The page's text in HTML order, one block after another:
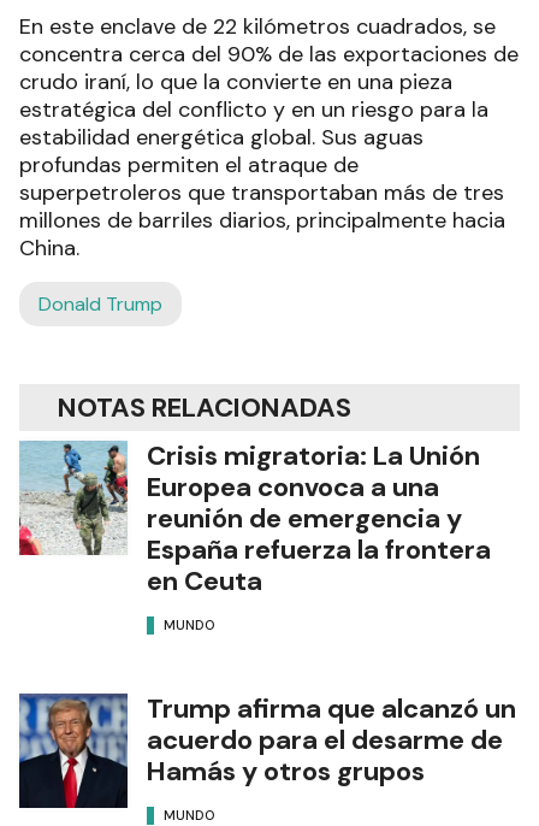
En este enclave de 22 kilómetros cuadrados, se
concentra cerca del 90% de las exportaciones de
crudo iraní, lo que la convierte en una pieza
estratégica del conflicto y en un riesgo para la
estabilidad energética global. Sus aguas
profundas permiten el atraque de
superpetroleros que transportaban más de tres
millones de barriles diarios, principalmente hacia
China.
Donald Trump
NOTAS RELACIONADAS
Crisis migratoria: La Unión
Europea convoca a una
reunión de emergencia y
España refuerza la frontera
en Ceuta
MUNDO
Trump afirma que alcanzó un
acuerdo para el desarme de
Hamás y otros grupos
MUNDO